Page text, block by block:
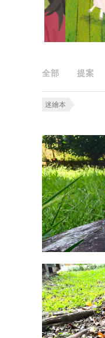
全部 提案
迷繪本